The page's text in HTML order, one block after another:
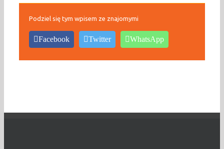
Podziel się tym wpisem ze znajomymi
Facebook Twitter WhatsApp